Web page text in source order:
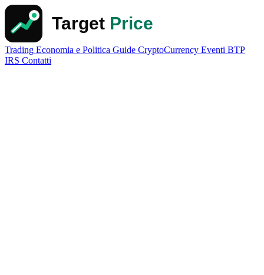
Trading Economia e Politica Guide CryptoCurrency Eventi BTP
IRS Contatti